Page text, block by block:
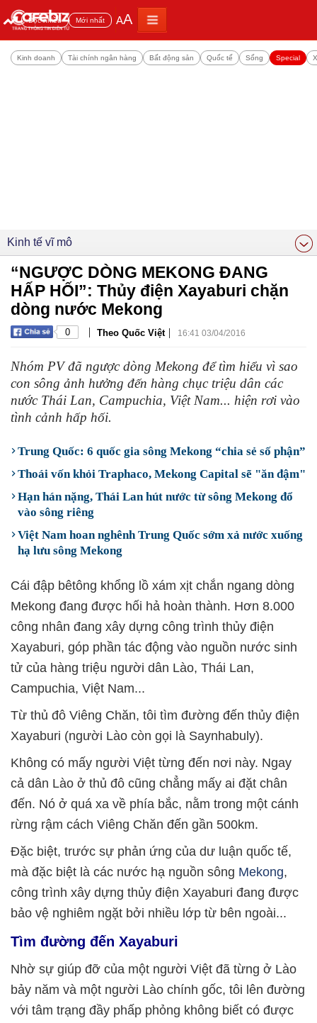
Đọc nhiều Mới nhất AA
Kinh doanh Tài chính ngân hàng Bất động sản Quốc tế Sống Special
Kinh tế vĩ mô
“NGƯỢC DÒNG MEKONG ĐANG
HẤP HỐI”: Thủy điện Xayaburi chặn
dòng nước Mekong
0 | Theo Quốc Việt | 16:41 03/04/2016
Nhóm PV đã ngược dòng Mekong để tìm hiểu vì sao
con sông ảnh hưởng đến hàng chục triệu dân các
nước Thái Lan, Campuchia, Việt Nam... hiện rơi vào
tình cảnh hấp hối.
Trung Quốc: 6 quốc gia sông Mekong “chia sẻ số phận”
Thoái vốn khỏi Traphaco, Mekong Capital sẽ "ăn đậm"
Hạn hán nặng, Thái Lan hút nước từ sông Mekong đổ
vào sông riêng
Việt Nam hoan nghênh Trung Quốc sớm xả nước xuống
hạ lưu sông Mekong
Cái đập bêtông khổng lồ xám xịt chắn ngang dòng
Mekong đang được hối hả hoàn thành. Hơn 8.000
công nhân đang xây dựng công trình thủy điện
Xayaburi, góp phần tác động vào nguồn nước sinh
tử của hàng triệu người dân Lào, Thái Lan,
Campuchia, Việt Nam...
Từ thủ đô Viêng Chăn, tôi tìm đường đến thủy điện
Xayaburi (người Lào còn gọi là Saynhabuly).
Không có mấy người Việt từng đến nơi này. Ngay
cả dân Lào ở thủ đô cũng chẳng mấy ai đặt chân
đến. Nó ở quá xa về phía bắc, nằm trong một cánh
rừng rậm cách Viêng Chăn đến gần 500km.
Đặc biệt, trước sự phản ứng của dư luận quốc tế,
mà đặc biệt là các nước hạ nguồn sông Mekong,
công trình xây dựng thủy điện Xayaburi đang được
bảo vệ nghiêm ngặt bởi nhiều lớp từ bên ngoài...
Tìm đường đến Xayaburi
Nhờ sự giúp đỡ của một người Việt đã từng ở Lào
bảy năm và một người Lào chính gốc, tôi lên đường
với tâm trạng đầy phấp phỏng không biết có được